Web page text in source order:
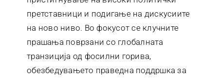
претставници и подигање на дискусиите
на ново ниво. Во фокусот се клучните
прашања поврзани со глобалната
транзиција од фосилни горива,
обезбедувањето праведна поддршка за